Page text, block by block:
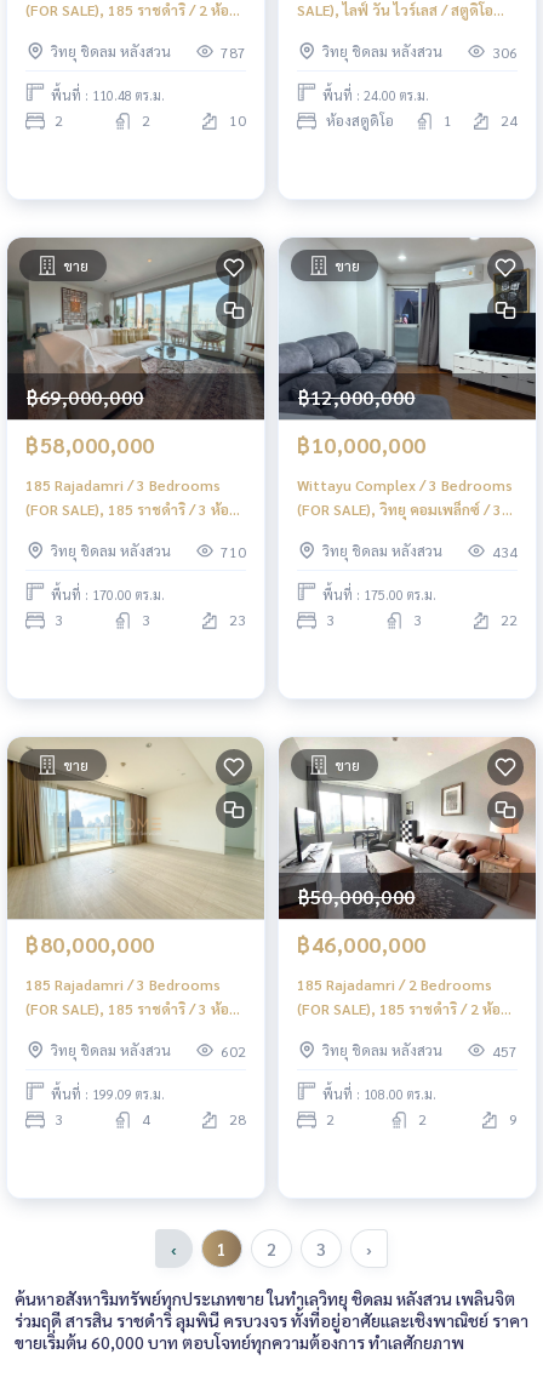
(FOR SALE), 185 ราชดำริ / 2 ห้อง
วิทยุ ชิดลม หลังสวน
787
พื้นที่ : 110.48 ตร.ม.
2 2 10
SALE), ไลฟ์ วัน ไวร์เลส / สตูดิโอ
วิทยุ ชิดลม หลังสวน
306
พื้นที่ : 24.00 ตร.ม.
ห้องสตูดิโอ 1 24
ขาย
฿69,000,000
฿58,000,000
185 Rajadamri / 3 Bedrooms
(FOR SALE), 185 ราชดำริ / 3 ห้อง
วิทยุ ชิดลม หลังสวน
710
พื้นที่ : 170.00 ตร.ม.
3 3 23
ขาย
฿12,000,000
฿10,000,000
Wittayu Complex / 3 Bedrooms
(FOR SALE), วิทยุ คอมเพล็กซ์ / 3
วิทยุ ชิดลม หลังสวน
434
พื้นที่ : 175.00 ตร.ม.
3 3 22
ขาย
฿80,000,000
185 Rajadamri / 3 Bedrooms
(FOR SALE), 185 ราชดำริ / 3 ห้อง
วิทยุ ชิดลม หลังสวน
602
พื้นที่ : 199.09 ตร.ม.
3 4 28
ขาย
฿50,000,000
฿46,000,000
185 Rajadamri / 2 Bedrooms
(FOR SALE), 185 ราชดำริ / 2 ห้อง
วิทยุ ชิดลม หลังสวน
457
พื้นที่ : 108.00 ตร.ม.
2 2 9
‹ 1 2 3 ›
ค้นหาอสังหาริมทรัพย์ทุกประเภทขาย ในทำเลวิทยุ ชิดลม หลังสวน เพลินจิต
ร่วมฤดี สารสิน ราชดำริ ลุมพินี ครบวงจร ทั้งที่อยู่อาศัยและเชิงพาณิชย์ ราคา
ขายเริ่มต้น 60,000 บาท ตอบโจทย์ทุกความต้องการ ทำเลศักยภาพ